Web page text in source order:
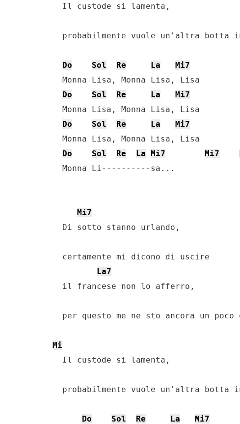
    Il custode si lamenta,
probabilmente vuole un'altra botta
Do Sol Re La
Mi7
    Monna Lisa, Monna Lisa, Lisa
Do
Sol Re La
Mi7
    Monna Lisa, Monna Lisa, Lisa
Do
Sol Re La
Mi7
    Monna Lisa, Monna Lisa, Lisa
Do
Sol Re La Mi7 Mi7
    Monna Li----------sa...
Mi7
    Di sotto stanno urlando,
    certamente mi dicono di uscire
La7
    il francese non lo afferro,
per questo me ne sto ancora un poco
Mi
    Il custode si lamenta,
probabilmente vuole un'altra botta
Do Sol Re La
Mi7